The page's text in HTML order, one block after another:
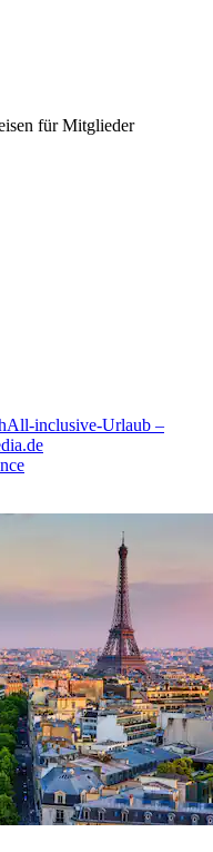
für Mitglieder
All-inclusive-Urlaub –